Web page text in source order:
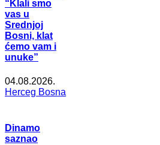
“Klali smo
vas u
Srednjoj
Bosni, klat
ćemo vam i
unuke”
04.08.2026.
Herceg Bosna
Dinamo
saznao